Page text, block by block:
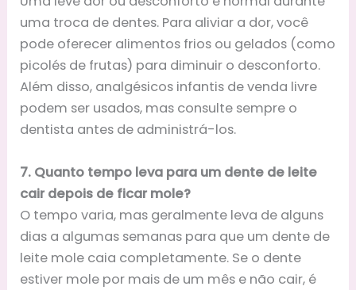
uma troca de dentes. Para aliviar a dor, você
pode oferecer alimentos frios ou gelados (como
picolés de frutas) para diminuir o desconforto.
Além disso, analgésicos infantis de venda livre
podem ser usados, mas consulte sempre o
dentista antes de administrá-los.
7. Quanto tempo leva para um dente de leite
cair depois de ficar mole?
O tempo varia, mas geralmente leva de alguns
dias a algumas semanas para que um dente de
leite mole caia completamente. Se o dente
estiver mole por mais de um mês e não cair, é